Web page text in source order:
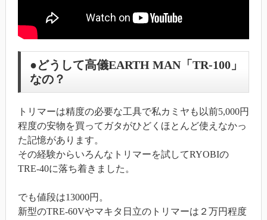
●どうして高儀EARTH MAN「TR-100」
なの？
トリマーは精度の必要な工具で私カミヤも以前5,000円
程度の安物を買ってガタがひどくほとんど使えなかっ
た記憶があります。
その経験からいろんなトリマーを試してRYOBIの
TRE-40に落ち着きました。
でも値段は13000円。
新型のTRE-60Vやマキタ日立のトリマーは２万円程度